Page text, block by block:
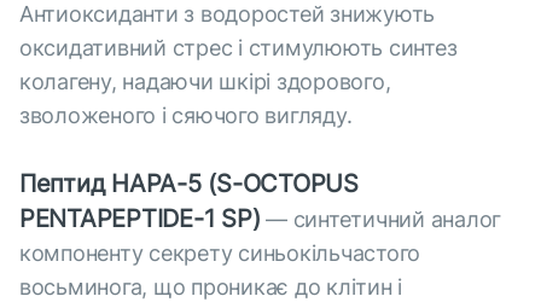
Антиоксиданти з водоростей знижують
оксидативний стрес і стимулюють синтез
колагену, надаючи шкірі здорового,
зволоженого і сяючого вигляду.
Пептид НАРА-5 (S-OCTOPUS
PENTAPEPTIDE-1 SP) — синтетичний аналог
компоненту секрету синьокільчастого
восьминога, що проникає до клітин і